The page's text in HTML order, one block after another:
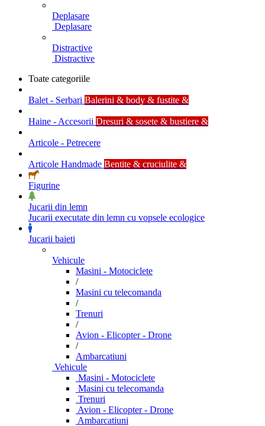
Deplasare
Deplasare
Distractive
Distractive
Toate categoriile
Balet - Serbari Balerini & body & fustite &
Haine - Accesorii Dresuri & sosete & bustiere &
Articole - Petrecere
Articole Handmade Bentite & cruciulite &
Figurine
Jucarii din lemn
Jucarii executate din lemn cu vopsele ecologice
Jucarii baieti
Vehicule
Masini - Motociclete
/
Masini cu telecomanda
/
Trenuri
/
Avion - Elicopter - Drone
/
Ambarcatiuni
Vehicule
Masini - Motociclete
Masini cu telecomanda
Trenuri
Avion - Elicopter - Drone
Ambarcatiuni